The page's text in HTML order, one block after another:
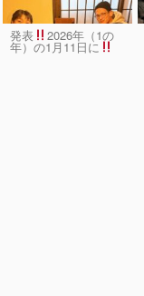
発表 2026年（1の
年）の1月11日に